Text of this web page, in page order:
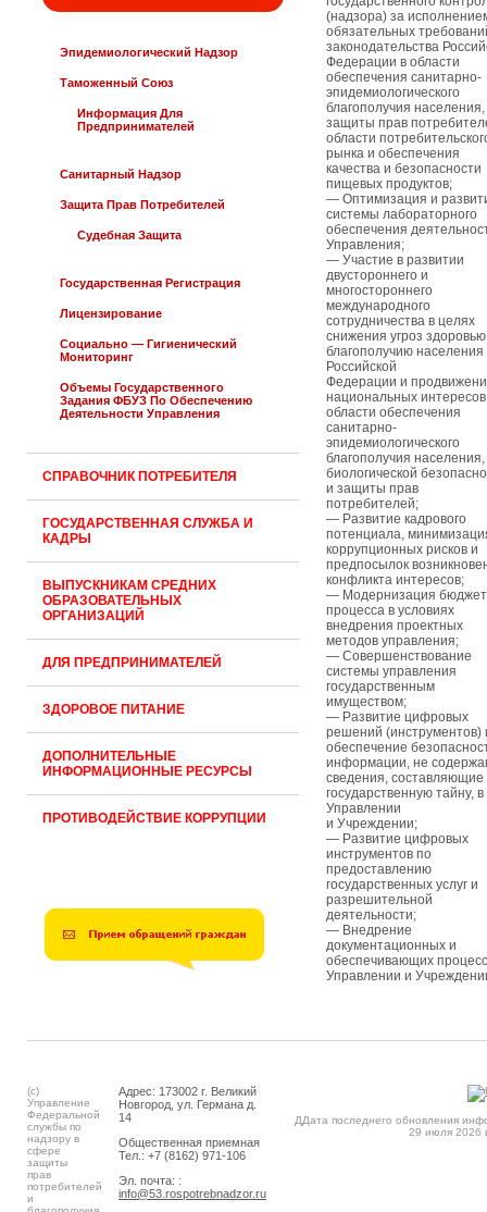
Эпидемиологический Надзор
Таможенный Союз
Информация Для
Предпринимателей
Санитарный Надзор
Защита Прав Потребителей
Судебная Защита
Государственная Регистрация
Лицензирование
Социально — Гигиенический
Мониторинг
Объемы Государственного
Задания ФБУЗ По Обеспечению
Деятельности Управления
СПРАВОЧНИК ПОТРЕБИТЕЛЯ
ГОСУДАРСТВЕННАЯ СЛУЖБА И
КАДРЫ
ВЫПУСКНИКАМ СРЕДНИХ
ОБРАЗОВАТЕЛЬНЫХ
ОРГАНИЗАЦИЙ
ДЛЯ ПРЕДПРИНИМАТЕЛЕЙ
ЗДОРОВОЕ ПИТАНИЕ
ДОПОЛНИТЕЛЬНЫЕ
ИНФОРМАЦИОННЫЕ РЕСУРСЫ
ПРОТИВОДЕЙСТВИЕ КОРРУПЦИИ
(надзора) за
обязательных
законодательства
Федерации в области
обеспечения санитарно-
эпидемиологического
благополучия населения,
защиты прав
области
рынка и обеспечения
качества и безопасности
пищевых продуктов;
— Оптимизация и
системы лабораторного
обеспечения
Управления;
— Участие в развитии
двустороннего и
многостороннего
международного
сотрудничества в целях
снижения угроз
благополучию населения
Российской
Федерации и
национальных интересов
области обеспечения
санитарно-
эпидемиологического
благополучия населения,
биологической
и защиты прав
потребителей;
— Развитие кадрового
потенциала,
коррупционных рисков и
предпосылок
конфликта интересов;
— Модернизация
процесса в условиях
внедрения проектных
методов управления;
— Совершенствование
системы управления
государственным
имуществом;
— Развитие цифровых
решений (инструментов)
обеспечение
информации, не
сведения, составляющие
государственную тайну, в
Управлении
и Учреждении;
— Развитие цифровых
инструментов по
предоставлению
государственных услуг и
разрешительной
деятельности;
— Внедрение
документационных и
обеспечивающих
Управлении и
(c)
Управление
Федеральной
службы по
надзору в
сфере
защиты
прав
потребителей
и
Адрес: 173002 г. Великий
Новгород, ул. Германа д.
14
Общественная приемная
Тел.: +7 (8162) 971-106
Эл. почта: :
info@53.rospotrebnadzor.ru
ДДата последнего обновления
29 июля 2026